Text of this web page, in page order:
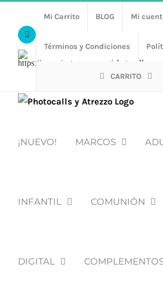
contenidoFacebook
Https://www.instagram.com/
Mi Carrito BLOG Mi
Términos y Condiciones
CARRITO
¡NUEVO! MARCOS
INFANTIL COMUNIÓN
DIGITAL